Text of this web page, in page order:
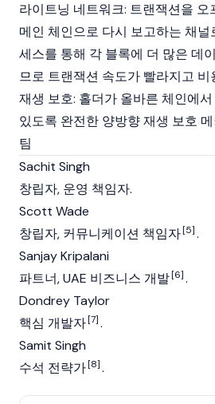
라이트닝 네트워크: 트랜잭션을 오
메인 체인으로 다시 보고하는 채
세스를 통해 각 블록에 더 많은 데
므로 트랜잭션 속도가 빨라지고 비
재생 보호: 홀더가 올바른 체인에
있도록 완전한 양방향 재생 보호
팀
Sachit Singh
창립자, 운영 책임자.
Scott Wade
창립자, 커뮤니케이션 책임자[5].
Sanjay Kripalani
파트너, UAE 비즈니스 개발[6].
Dondrey Taylor
핵심 개발자[7].
Samit Singh
수석 전략가[8].